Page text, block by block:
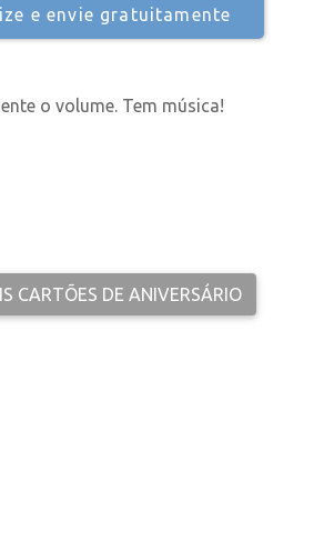
e envie gratuitamente
o volume. Tem música!
CARTÕES DE ANIVERSÁRIO